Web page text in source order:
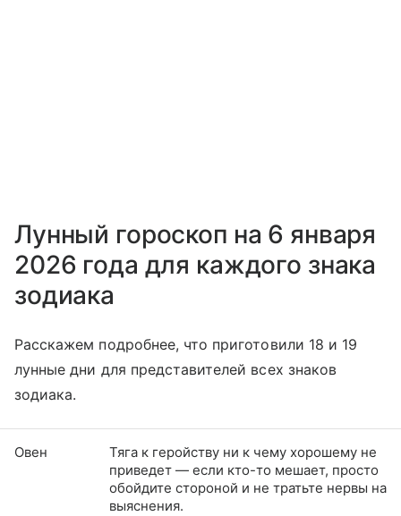
Лунный гороскоп на 6 января
2026 года для каждого знака
зодиака
Расскажем подробнее, что приготовили 18 и 19
лунные дни для представителей всех знаков
зодиака.
Овен
Тяга к геройству ни к чему хорошему не
приведет — если кто-то мешает, просто
обойдите стороной и не тратьте нервы на
выяснения.